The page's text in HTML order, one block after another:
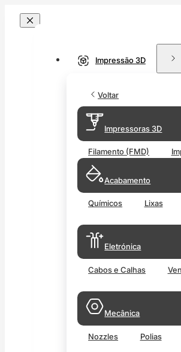
Impressão 3D
Voltar
Impressoras 3D
Filamento (FMD)
Acabamento
Químicos Lixas
Eletrónica
Cabos e Calhas
Mecânica
Nozzles Polias